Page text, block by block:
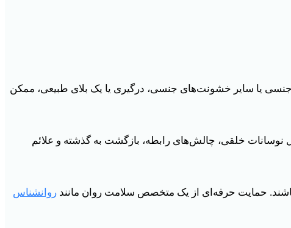
جنسی یا سایر خشونت‌های جنسی، درگیری یا یک بلای طبیعی، ممکن
خلقی، چالش‌های رابطه، بازگشت به گذشته و علائم
حمایت حرفه‌ای از یک متخصص سلامت روان مانند روانشناس